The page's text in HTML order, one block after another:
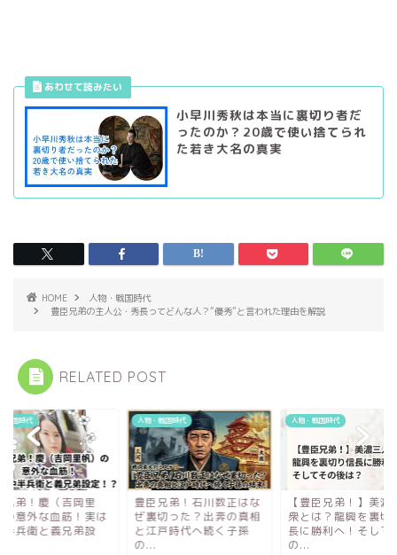
小早川秀秋は本当に裏切り者だ
ったのか？20歳で使い捨てられ
た若き大名の真実
HOME
人物・戦国時代
豊臣兄弟の主人公・秀長ってどんな人？“優秀”と言われた理由を解説
RELATED POST
戦国時代
兄弟！慶（吉岡里
の意外な血筋！実は
半兵衛と義兄弟設
人物・戦国時代
豊臣兄弟！石川数正はな
ぜ裏切った？出奔の真相
と江戸時代へ続く子孫
の...
人物・戦国時代
【豊臣兄弟！】美濃
衆とは？龍興を裏切
長に勝利へ！そして
の...